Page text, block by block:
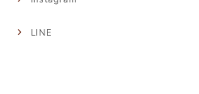
LINE